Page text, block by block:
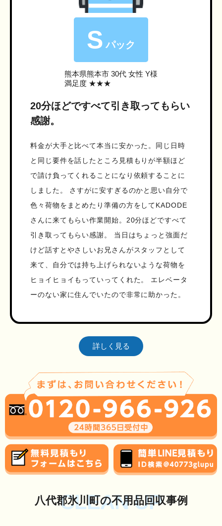
S パック
熊本県熊本市 30代 女性 Y様
満足度 ★★★
20分ほどですべて引き取ってもらい
感謝。
料金が大手と比べて本当に安かった。同じ日時
と同じ要件を話したところ見積もりが半額ほど
で請け負ってくれることになり依頼することに
しました。 さすがに安すぎるのかと思い自分で
色々荷物をまとめたり準備の方をしてKADODE
さんに来てもらい作業開始。20分ほどですべて
引き取ってもらい感謝。 当日はちょっと強面だ
けど話すとやさしいお兄さんがスタッフとして
来て、自分では持ち上げられないような荷物を
ヒョイヒョイもっていってくれた。 エレベータ
ーのない家に住んでいたので非常に助かった。
詳しく見る
CLEAN UP
八代郡氷川町の不用品回収事例